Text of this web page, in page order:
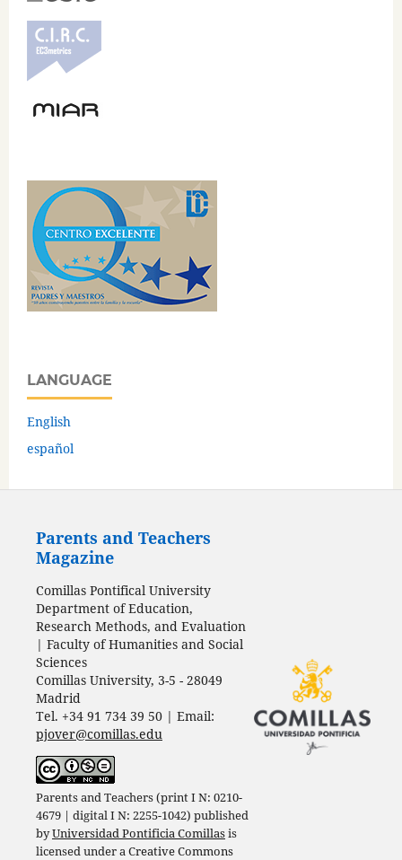
LANGUAGE
English
español
Parents and Teachers
Magazine
Comillas Pontifical University
Department of Education,
Research Methods, and Evaluation
| Faculty of Humanities and Social
Sciences
Comillas University, 3-5 - 28049
Madrid
Tel. +34 91 734 39 50 | Email:
pjover@comillas.edu
Parents and Teachers (print I N: 0210-
4679 | digital I N: 2255-1042) published
byUniversidad Pontificia Comillasis
licensed under aCreative Commons